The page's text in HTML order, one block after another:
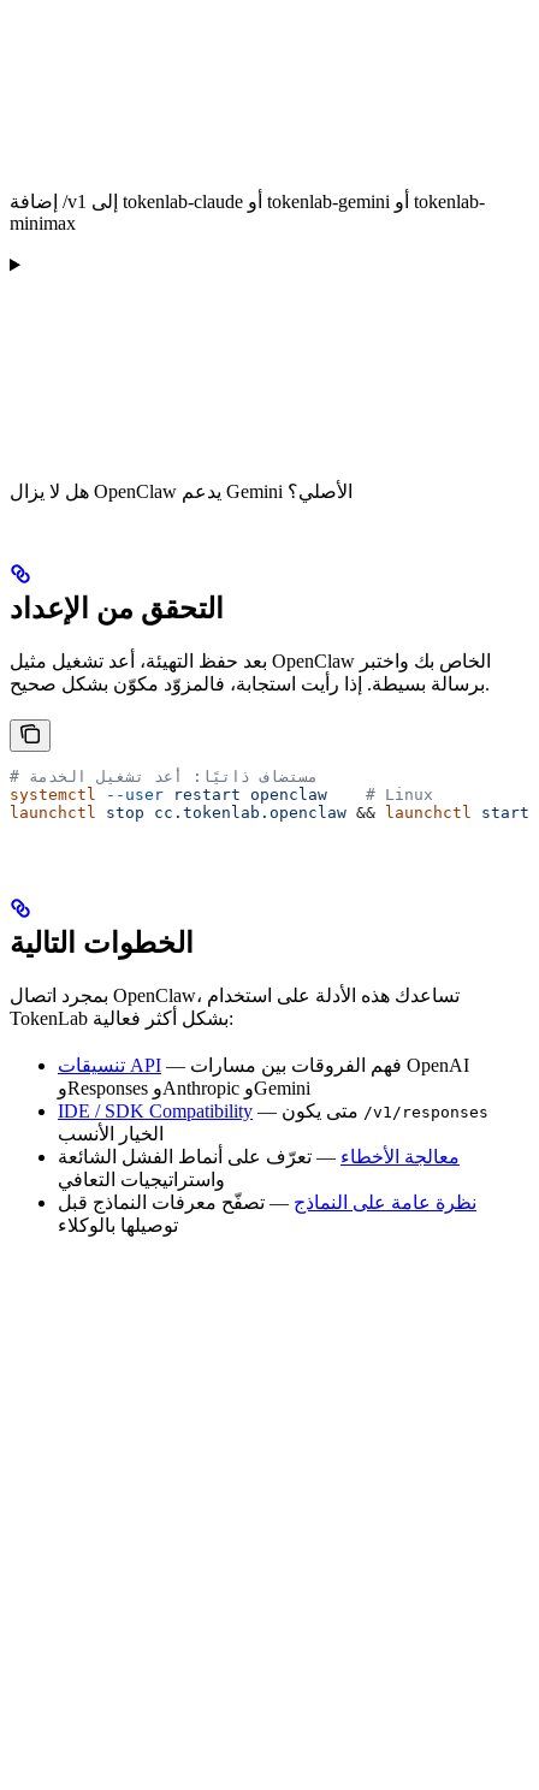
إضافة /v1 إلى tokenlab-claude أو tokenlab-gemini أو tokenlab-
minimax
هل لا يزال OpenClaw يدعم Gemini الأصلي؟
التحقق من الإعداد
بعد حفظ التهيئة، أعد تشغيل مثيل OpenClaw الخاص بك واختبر
برسالة بسيطة. إذا رأيت استجابة، فالمزوّد مكوّن بشكل صحيح.
# مستضاف ذاتيًا: أعد تشغيل الخدمة
systemctl --user restart openclaw
    # Linux
launchctl stop cc.tokenlab.openclaw && launchctl start
الخطوات التالية
بمجرد اتصال OpenClaw، تساعدك هذه الأدلة على استخدام
TokenLab بشكل أكثر فعالية:
تنسيقات API — فهم الفروقات بين مسارات OpenAI
وResponses وAnthropic وGemini
IDE / SDK Compatibility
/v1/responses
الخيار الأنسب
معالجة الأخطاء — تعرّف على أنماط الفشل الشائعة
واستراتيجيات التعافي
نظرة عامة على النماذج — تصفّح معرفات النماذج قبل
توصيلها بالوكلاء